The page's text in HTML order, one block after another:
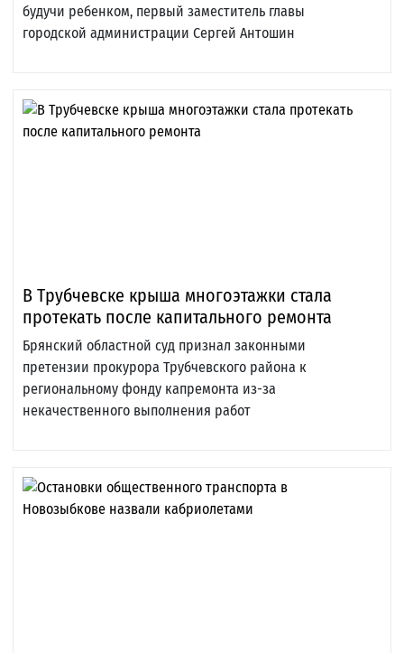
будучи ребенком, первый заместитель главы
городской администрации Сергей Антошин
В Трубчевске крыша многоэтажки стала
протекать после капитального ремонта
Брянский областной суд признал законными
претензии прокурора Трубчевского района к
региональному фонду капремонта из-за
некачественного выполнения работ